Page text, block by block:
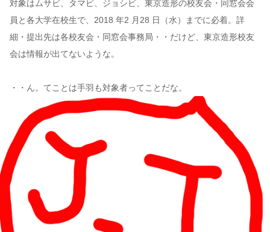
対象はムサビ、タマビ、ジョシビ、東京造形の校友会・同窓会会
員と各大学在校生で、2018 年2 月28 日（水）までに必着。詳
細・提出先は各校友会・同窓会事務局・・だけど、東京造形校友
会は情報が出てないような。
・・ん。てことは手羽も対象者ってことだな。